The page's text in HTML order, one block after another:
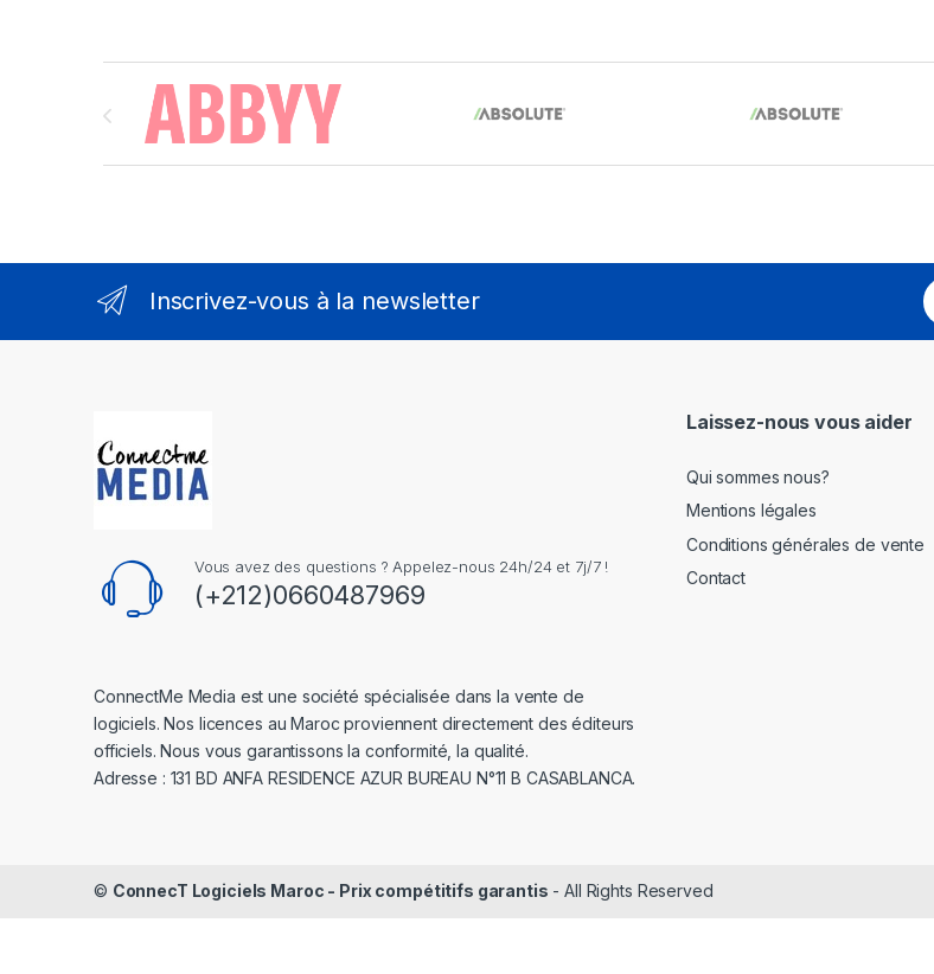
Brands Carousel
Inscrivez-vous à la newsletter
E
m
Vous avez des questions ? Appelez-nous 24h/24 et 7j/7 !
(+212)0660487969
ConnectMe Media est une société spécialisée dans la vente de
logiciels. Nos licences au Maroc proviennent directement des éditeurs
officiels. Nous vous garantissons la conformité, la qualité.
Adresse : 131 BD ANFA RESIDENCE AZUR BUREAU N°11 B CASABLANCA.
Laissez-nous vous aider
Qui sommes nous?
Mentions légales
Conditions générales de vente
Contact
© ConnecT Logiciels Maroc - Prix compétitifs garantis - All Rights Reserved